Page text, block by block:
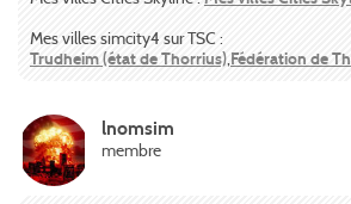
Mes villes simcity4 sur TSC :
Trudheim (état de Thorrius),Fédération de
lnomsim
membre